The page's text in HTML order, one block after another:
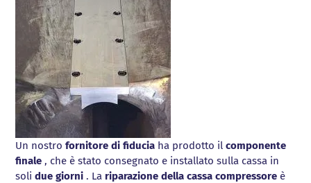
Un nostrofornitore di fiducia ha prodotto ilcomponente
finale , che è stato consegnato e installato sulla cassa in
solidue giorni . La riparazione della cassa compressore è